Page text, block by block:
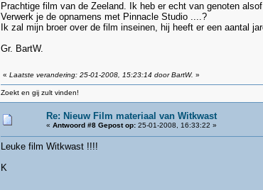
Prachtige film van de Zeeland. Ik heb er echt van genoten
Verwerk je de opnamens met Pinnacle Studio ....?
Ik zal mijn broer over de film inseinen, hij heeft er een aantal
Gr. BartW.
« Laatste verandering: 25-01-2008, 15:23:14 door BartW. »
Zoekt en gij zult vinden!
Re: Nieuw Film materiaal van Witkwast
« Antwoord #8 Gepost op:25-01-2008, 16:33:22 »
Leuke film Witkwast !!!!
K